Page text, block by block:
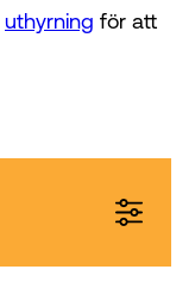
uthyrning för att